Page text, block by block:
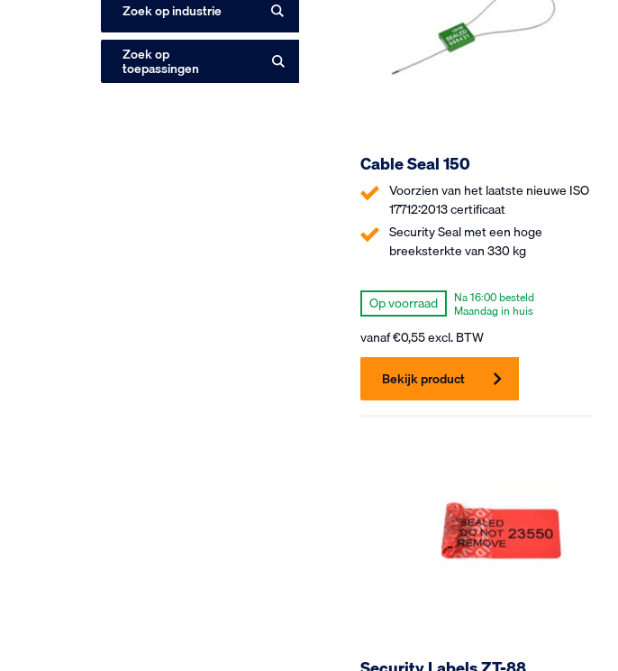
Zoek op industrie
Zoek op
toepassingen
Cable Seal 150
Voorzien van het laatste nieuwe ISO
17712:2013 certificaat
Security Seal met een hoge
breeksterkte van 330 kg
Op voorraad Na 16:00 besteld
Maandag in huis
vanaf€0,55excl. BTW
Bekijk product